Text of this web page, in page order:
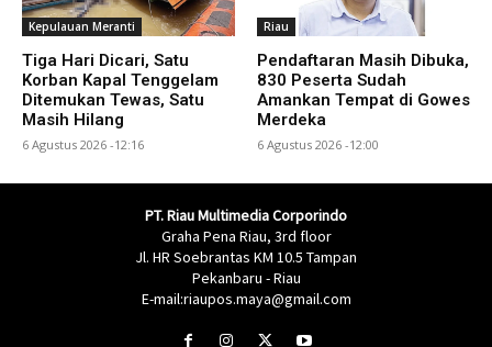
Kepulauan Meranti
Tiga Hari Dicari, Satu
Korban Kapal Tenggelam
Ditemukan Tewas, Satu
Masih Hilang
6 Agustus 2026 -12:16
Riau
Pendaftaran Masih Dibuka,
830 Peserta Sudah
Amankan Tempat di Gowes
Merdeka
6 Agustus 2026 -12:00
PT. Riau Multimedia Corporindo
Graha Pena Riau, 3rd floor
Jl. HR Soebrantas KM 10.5 Tampan
Pekanbaru - Riau
E-mail:riaupos.maya@gmail.com